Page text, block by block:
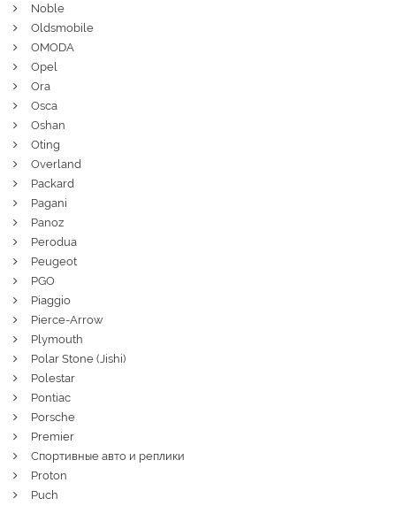
Noble
Oldsmobile
OMODA
Opel
Ora
Osca
Oshan
Oting
Overland
Packard
Pagani
Panoz
Perodua
Peugeot
PGO
Piaggio
Pierce-Arrow
Plymouth
Polar Stone (Jishi)
Polestar
Pontiac
Porsche
Premier
Спортивные авто и реплики
Proton
Puch